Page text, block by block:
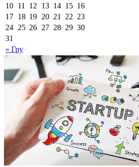
« Гру
10 11 12 13 14 15 16
17 18 19 20 21 22 23
24 25 26 27 28 29 30
31